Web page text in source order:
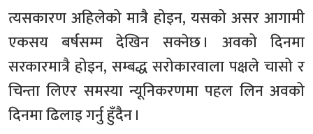
त्यसकारण अहिलेको मात्रै होइन, यसको असर आगामी
एकसय बर्षसम्म देखिन सक्नेछ । अवको दिनमा
सरकारमात्रै होइन, सम्बद्ध सरोकारवाला पक्षले चासो र
चिन्ता लिएर समस्या न्यूनिकरणमा पहल लिन अवको
दिनमा ढिलाइ गर्नु हुँदैन ।